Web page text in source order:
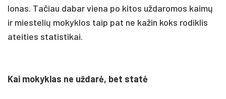
lo­nas. Ta­čiau da­bar vie­na po ki­tos už­da­ro­mos kaimų
ir mies­te­lių mo­kyk­los taip pat ne ka­žin koks ro­dik­lis
atei­ties sta­tis­ti­kai.
Kai mo­kyk­las ne už­darė, bet statė